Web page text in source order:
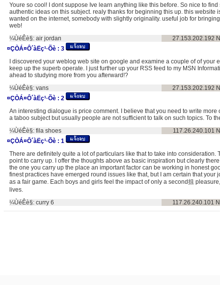
Youre so cool! I dont suppose Ive learn anything like this before. So nice to
authentic ideas on this subject. realy thanks for beginning this up. this website
wanted on the internet, somebody with slightly originality. useful job for
web!
¼ÙéÊè§: air jordan 27.153.202.192
¤ÇÒÁ¤Ô´àËç¹·Õè : 3
I discovered your weblog web site on google and examine a couple of of your
keep up the superb operate. I just further up your RSS feed to my MSN
ahead to studying more from you afterward!?
¼ÙéÊè§: vans 27.153.202.192
¤ÇÒÁ¤Ô´àËç¹·Õè : 2
An interesting dialogue is price comment. I believe that you need to write more
a taboo subject but usually people are not sufficient to talk on such topics. To
¼ÙéÊè§: fila shoes 117.26.240.101
¤ÇÒÁ¤Ô´àËç¹·Õè : 1
There are definitely quite a lot of particulars like that to take into consideration.
point to carry up. I offer the thoughts above as basic inspiration but clearly
the one you carry up the place an important factor can be working in honest
finest practices have emerged round issues like that, but I am certain that your
as a fair game. Each boys and girls feel the impact of only a second抯
lives.
¼ÙéÊè§: curry 6 117.26.240.101